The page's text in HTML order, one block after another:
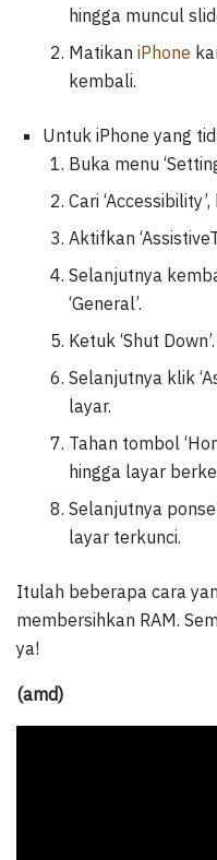
hingga muncul
Matikan iPhone
kembali.
Untuk iPhone yang
Buka menu
Cari
Aktifkan
Selanjutnya
‘General’.
Ketuk ‘Shut Down’.
Selanjutnya klik
layar.
Tahan tombol
hingga layar
Selanjutnya
layar terkunci.
Itulah beberapa cara
membersihkan RAM.
ya!
(amd)